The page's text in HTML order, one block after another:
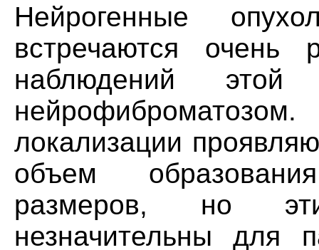
Нейрогенные
встречаются очень
наблюдений
локализации
объем
размеров, но
незначительны для